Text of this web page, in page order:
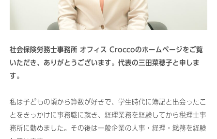
社会保険労務士事務所 オフィス Croccoのホームページをご覧
いただき、ありがとうございます。代表の三田菜穂子と申しま
す。
私は子どもの頃から算数が好きで、学生時代に簿記と出会ったこ
とをきっかけに事務職に就き、経理業務を経験してから税理士事
務所に勤めました。その後は一般企業の人事・経理・総務を経験